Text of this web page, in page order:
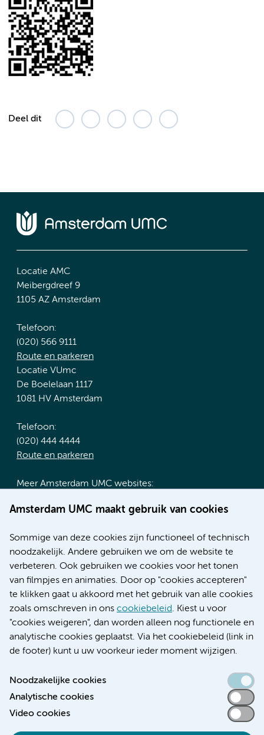
Deel dit
Amsterdam UMC maakt gebruik van cookies
Sommige van deze cookies zijn functioneel of technisch
noodzakelijk. Andere gebruiken we om de website te
verbeteren. Ook gebruiken we cookies voor het tonen
van filmpjes en animaties. Door op "cookies accepteren"
te klikken gaat u akkoord met het gebruik van alle cookies
zoals omschreven in ons cookiebeleid. Kiest u voor
"cookies weigeren", dan worden alleen nog functionele en
analytische cookies geplaatst. Via het cookiebeleid (link in
de footer) kunt u uw voorkeur ieder moment wijzigen.
Noodzakelijke cookies
Analytische cookies
Video cookies
Locatie AMC
Meibergdreef 9
1105 AZ Amsterdam
Telefoon:
(020) 566 9111
Route en parkeren
Locatie VUmc
De Boelelaan 1117
1081 HV Amsterdam
Telefoon:
(020) 444 4444
Route en parkeren
Meer Amsterdam UMC websites:
Werken bij Amsterdam UMC
Nieuws
Research
Educatie locatie AMC
Educatie locatie VUmc
Verwijzen & diagnostiek
Toegankelijkheidsverklaring